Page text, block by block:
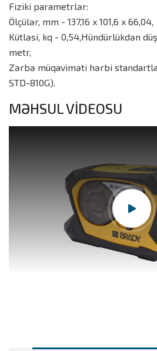
Fiziki parametrlər:
Ölçülər, mm - 137,16 x 101,6 x 66,04,
Kütləsi, kq - 0,54,Hündürlükdən
metr,
Zərbə müqaviməti hərbi
STD-810G).
MƏHSUL VİDEOSU